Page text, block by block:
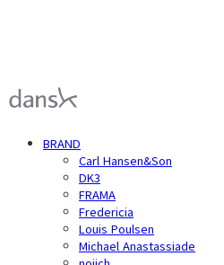
BRAND
Carl Hansen&Son
DK3
FRAMA
Fredericia
Louis Poulsen
Michael Anastassiade